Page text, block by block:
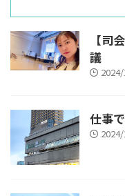
【司
議
仕事